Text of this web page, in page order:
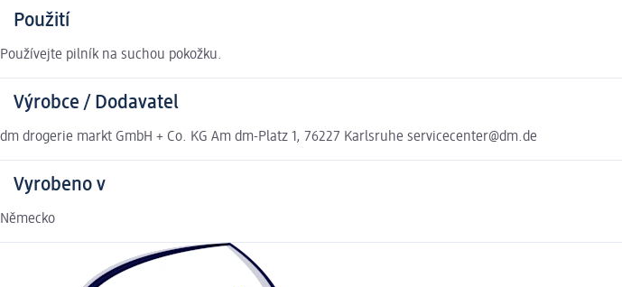
Použití
Používejte pilník na suchou pokožku.
Výrobce / Dodavatel
dm drogerie markt GmbH + Co. KG Am dm-Platz 1, 76227 Karlsruhe servicecenter@dm.de
Vyrobeno v
Německo